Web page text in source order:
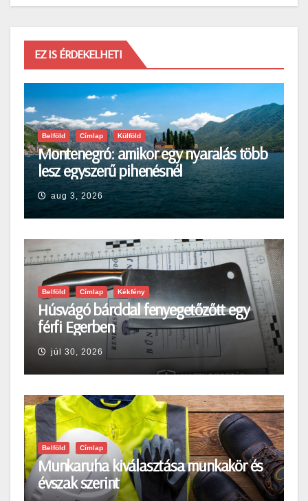
EZ IS ÉRDEKELHETI
Belföld Címlap Külföld
Montenegró: amikor egy nyaralás több
lesz egyszerű pihenésnél
aug 3, 2026
Belföld Címlap Kékfény
Húsvágó bárddal fenyegetőzőtt egy
férfi Egerben
júl 30, 2026
Belföld Címlap
Munkaruha kiválasztása munkakör és
évszak szerint